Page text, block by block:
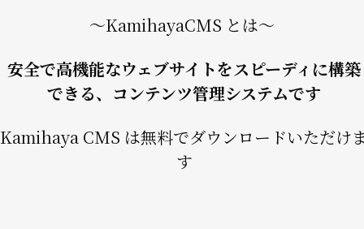
〜KamihayaCMS とは〜
安全で高機能なウェブサイトをスピーディに構築
できる、コンテンツ管理システムです
Kamihaya CMS は無料でダウンロードいただけ
す